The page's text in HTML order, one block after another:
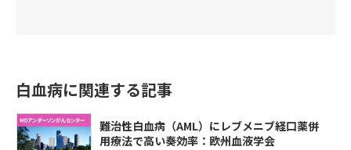
白血病に関連する記事
難治性白血病（AML）にレブメニブ経口薬併
用療法で高い奏効率：欧州血液学会